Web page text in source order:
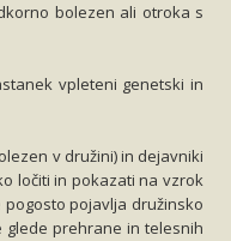
bolezen ali otroka s
vpleteni genetski in
v družini) in dejavniki
ločiti in pokazati na vzrok
pojavlja družinsko
glede prehrane in telesnih